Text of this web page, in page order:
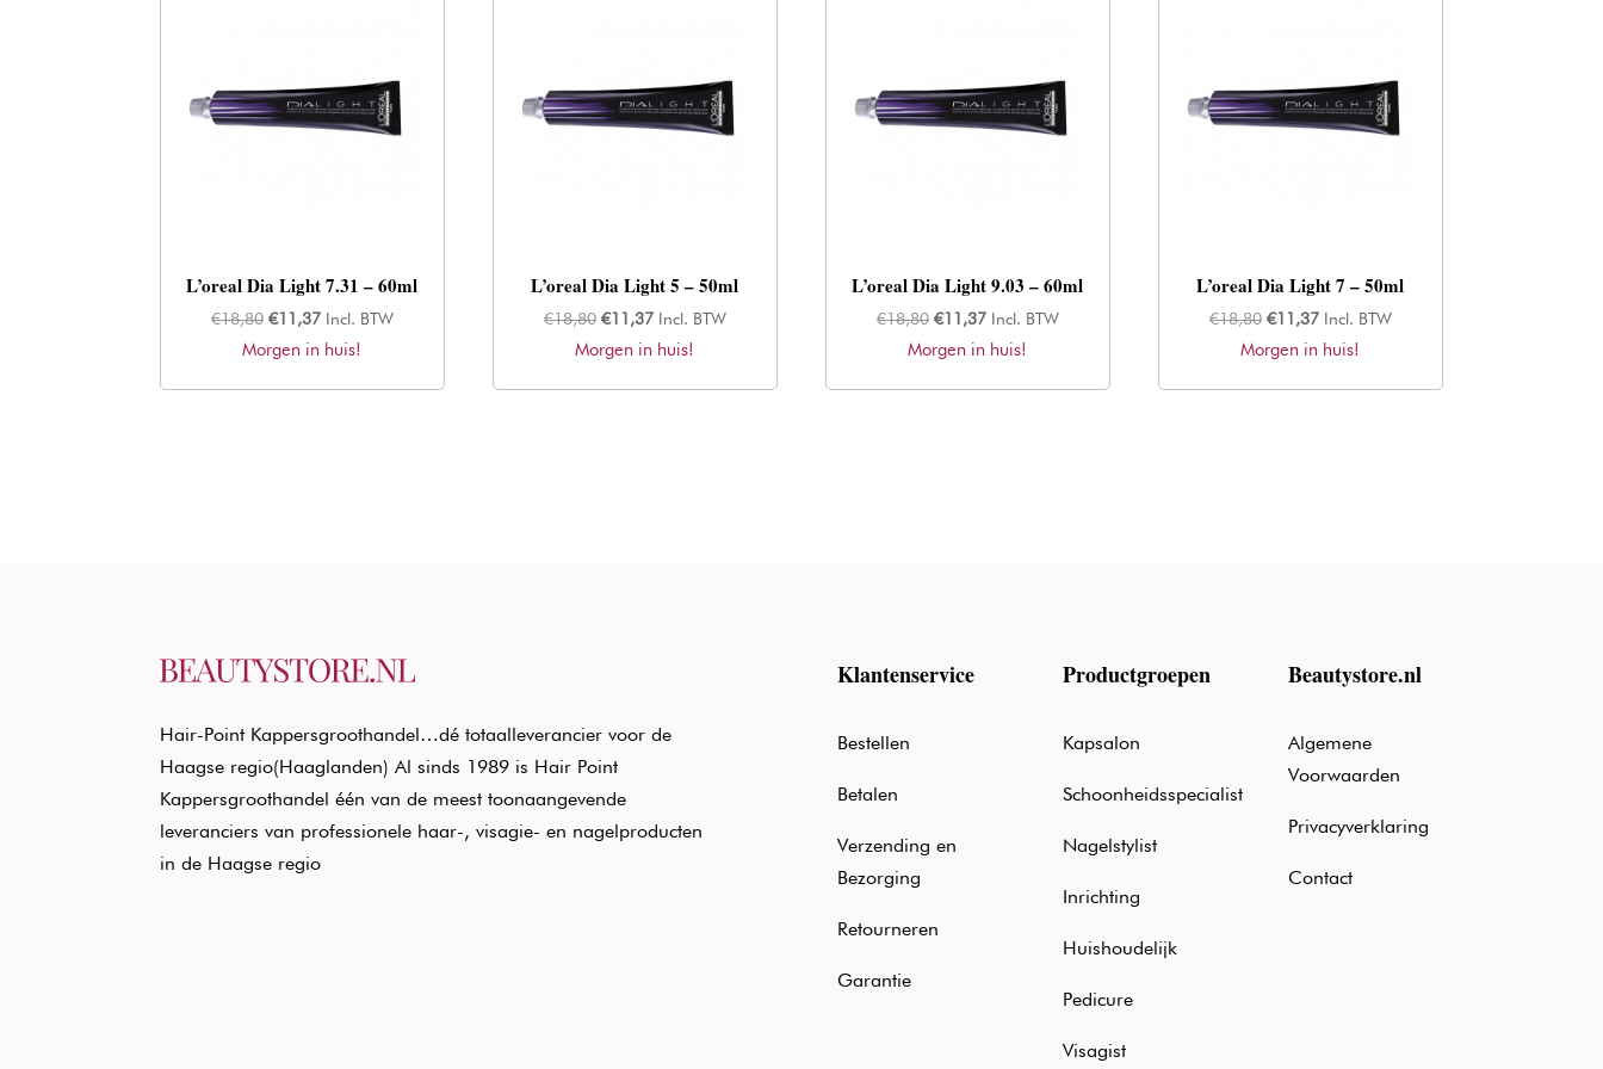
L’oreal Dia Light 7.31 – 60ml
€18,80 Oorspronkelijke
prijs
€11,37Huidige
prijs
Incl. BTW
Morgen in huis!
L’oreal Dia Light 5 – 50ml
€18,80 Oorspronkelijke
prijs
€11,37Huidige
prijs
Incl. BTW
Morgen in huis!
L’oreal Dia Light 9.03 – 60ml
€18,80 Oorspronkelijke
prijs
€11,37Huidige
prijs
Incl. BTW
Morgen in huis!
L’oreal Dia Light 7 – 50ml
€18,80 Oorspronkelijke
prijs
€11,37Huidige
prijs
Incl. BTW
Morgen in huis!
Hair-Point Kappersgroothandel…dé totaalleverancier voor de
Haagse regio(Haaglanden) Al sinds 1989 is Hair Point
Kappersgroothandel één van de meest toonaangevende
leveranciers van professionele haar-, visagie- en nagelproducten
in de Haagse regio
Klantenservice
Bestellen
Betalen
Verzending en
Bezorging
Retourneren
Garantie
Productgroepen
Kapsalon
Schoonheidsspecialist
Nagelstylist
Inrichting
Huishoudelijk
Pedicure
Visagist
Beautystore.nl
Algemene
Voorwaarden
Privacyverklaring
Contact